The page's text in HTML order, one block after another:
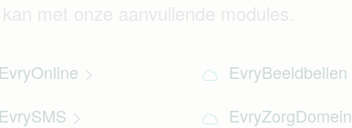
EvryOnline
EvryBeeldbellen
EvrySMS
EvryZorgDomein